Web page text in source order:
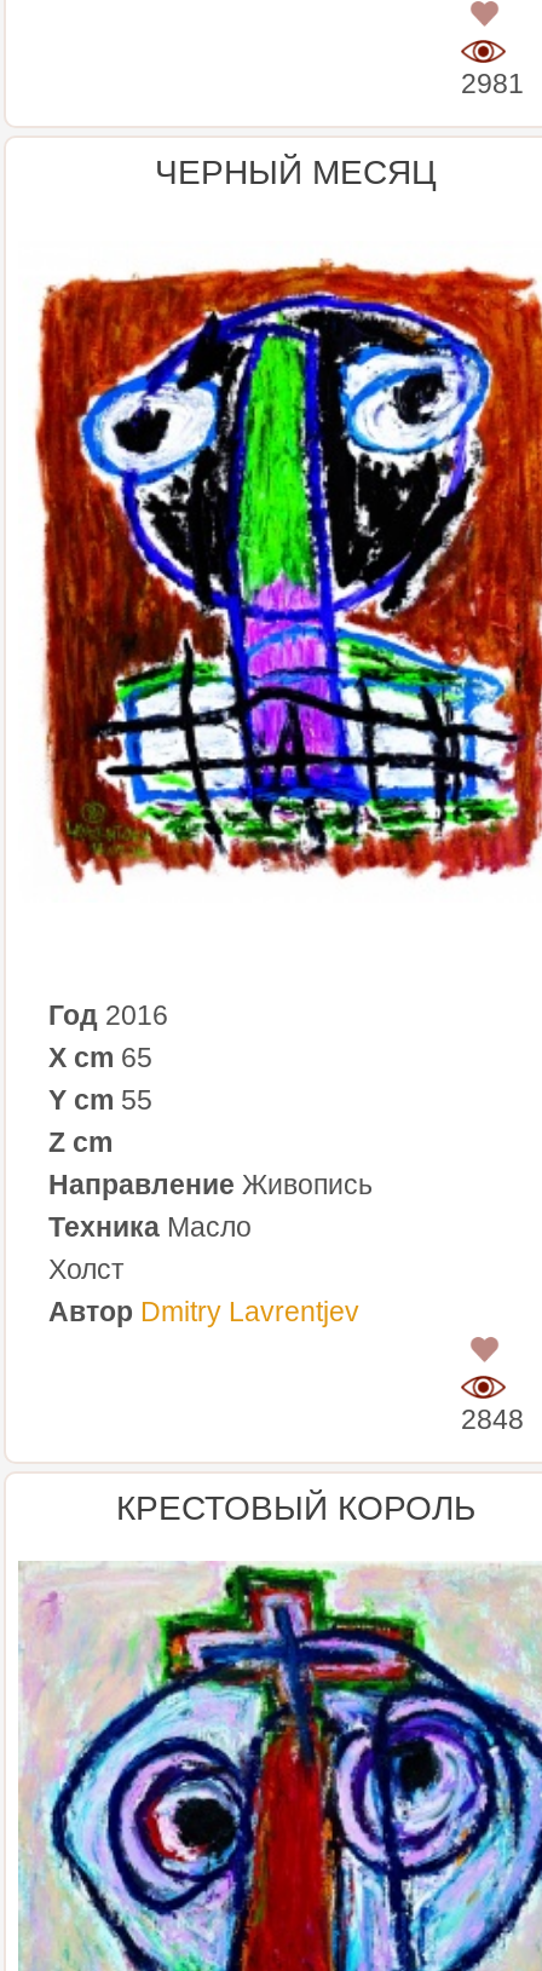
2981
ЧЕРНЫЙ МЕСЯЦ
Год 2016
X cm 65
Y cm 55
Z cm
Направление Живопись
Техника Масло
Холст
Автор Dmitry Lavrentjev
2848
КРЕСТОВЫЙ КОРОЛЬ